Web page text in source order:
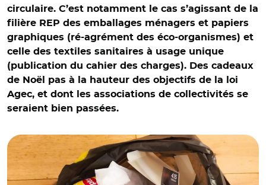
circulaire. C’est notamment le cas s’agissant de la
filière REP des emballages ménagers et papiers
graphiques (ré-agrément des éco-organismes) et
celle des textiles sanitaires à usage unique
(publication du cahier des charges). Des cadeaux
de Noël pas à la hauteur des objectifs de la loi
Agec, et dont les associations de collectivités se
seraient bien passées.